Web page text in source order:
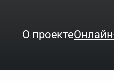
О проекте